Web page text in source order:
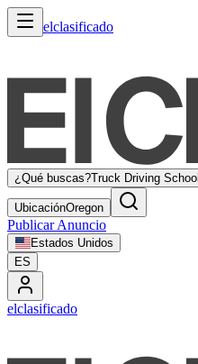
elclasificado
¿Qué buscas?Truck Driving School
UbicaciónOregon
Publicar Anuncio
Estados Unidos
ES
elclasificado